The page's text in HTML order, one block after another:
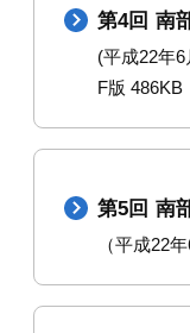
第4回 南
(平成22年
F版 486KB
第5回 南
（平成22